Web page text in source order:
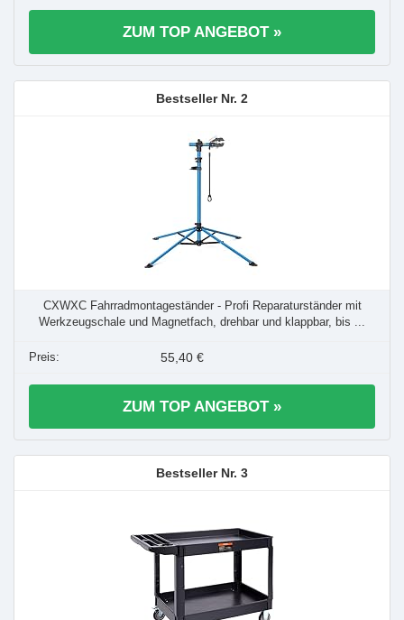
ZUM TOP ANGEBOT »
2
CXWXC Fahrradmontageständer - Profi Reparaturständer mit
Werkzeugschale und Magnetfach, drehbar und klappbar, bis ...
55,40 €
ZUM TOP ANGEBOT »
3